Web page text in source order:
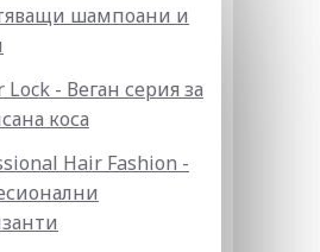
шампоани и
Lock - Веган серия за
коса
Hair Fashion -